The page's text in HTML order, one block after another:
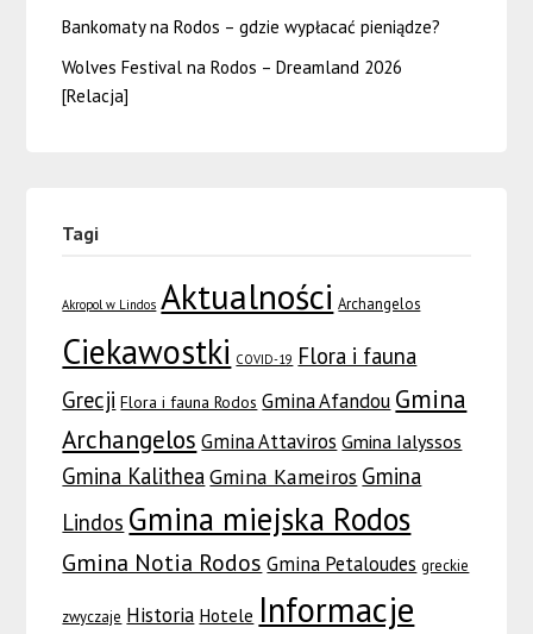
Bankomaty na Rodos – gdzie wypłacać pieniądze?
Wolves Festival na Rodos – Dreamland 2026
[Relacja]
Tagi
Akropol w Lindos Aktualności Archangelos
Ciekawostki COVID-19 Flora i fauna
Grecji Flora i fauna Rodos Gmina Afandou Gmina
Archangelos Gmina Attaviros Gmina Ialyssos
Gmina KalitheaGmina Kameiros Gmina
Lindos Gmina miejska Rodos
Gmina Notia Rodos Gmina Petaloudes greckie
zwyczaje Historia Hotele Informacje